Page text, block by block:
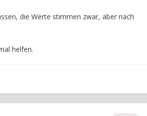
die Werte stimmen zwar, aber nach
helfen.